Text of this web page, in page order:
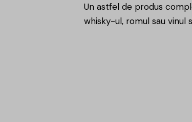
Un astfel de produs
whisky-ul, romul sau vinul